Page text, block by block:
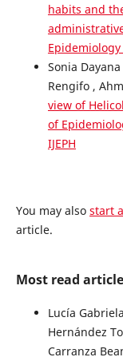
habits and
Sonia
Rengifo ,
view of
of
IJEPH
You may also start
article.
Most read
Lucía
Hernández
Carranza